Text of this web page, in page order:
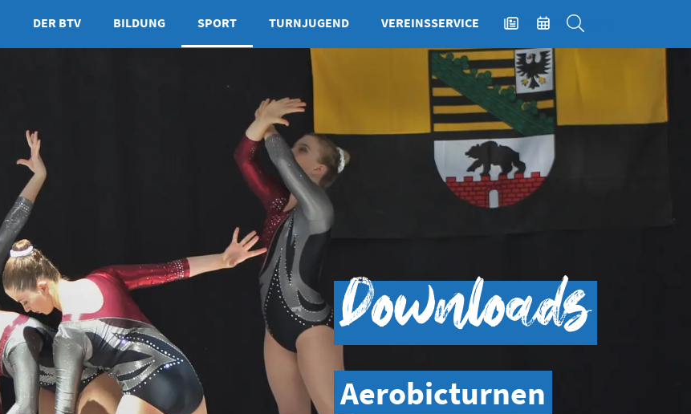
DER BTV BILDUNG SPORT TURNJUGEND VEREINSSERVICE NEWSEVENTSSUCHE
Downloads
Aerobicturnen